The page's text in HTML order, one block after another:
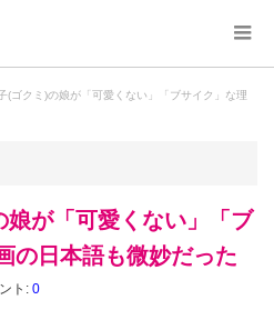
(ゴクミ)の娘が「可愛くない」「ブサイク」な理
が「可愛くない」「ブ
の日本語も微妙だった
ト: 0